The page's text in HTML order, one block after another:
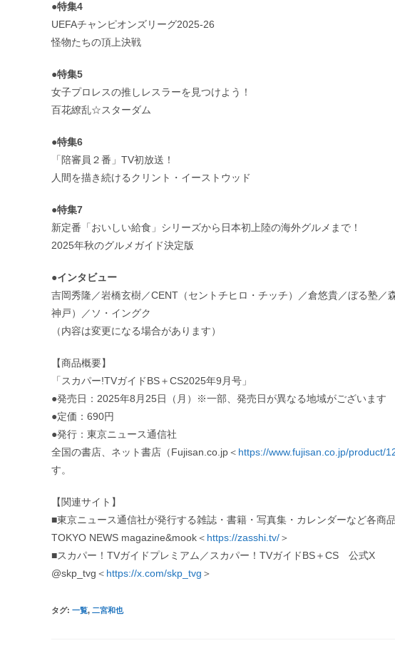
●特集4
UEFAチャンピオンズリーグ2025-26
怪物たちの頂上決戦
●特集5
女子プロレスの推しレスラーを見つけよう！
百花繚乱☆スターダム
●特集6
「陪審員２番」TV初放送！
人間を描き続けるクリント・イーストウッド
●特集7
新定番「おいしい給食」シリーズから日本初上陸の海外グルメまで！
2025年秋のグルメガイド決定版
●インタビュー
吉岡秀隆／岩橋玄樹／CENT（セントチヒロ・チッチ）／倉悠貴／ぼる塾
神戸）／ソ・イングク
（内容は変更になる場合があります）
【商品概要】
「スカパー!TVガイドBS＋CS2025年9月号」
●発売日：2025年8月25日（月）※一部、発売日が異なる地域がございます
●定価：690円
●発行：東京ニュース通信社
全国の書店、ネット書店（Fujisan.co.jp＜ https://www.fujisan.co.jp/product/
す。
【関連サイト】
■東京ニュース通信社が発行する雑誌・書籍・写真集・カレンダーなど各商
TOKYO NEWS magazine&mook＜ https://zasshi.tv/＞
■スカパー！TVガイドプレミアム／スカパー！TVガイドBS＋CS 公式X
@skp_tvg＜ https://x.com/skp_tvg ＞
タグ: 一覧, 二宮和也